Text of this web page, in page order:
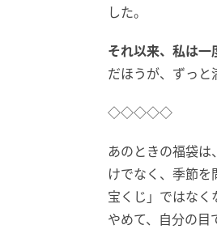
した。
それ以来、私は一
だほうが、ずっと
◇◇◇◇◇
あのときの福袋
けでなく、季節
宝くじ」ではな
やめて、自分の目